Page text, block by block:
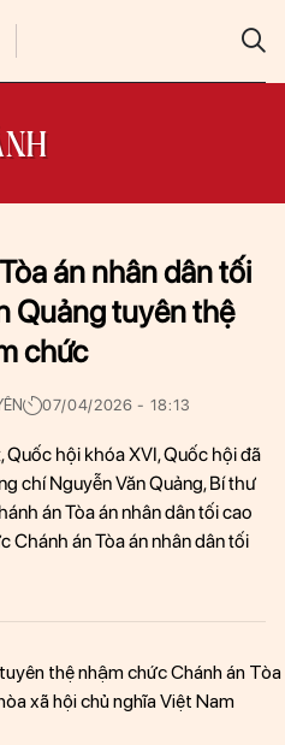
án nhân dân tối
Quảng tuyên thệ
chức
07/04/2026 - 18:13
hội khóa XVI, Quốc hội đã
chí Nguyễn Văn Quảng, Bí thư
án Tòa án nhân dân tối cao
án Tòa án nhân dân tối